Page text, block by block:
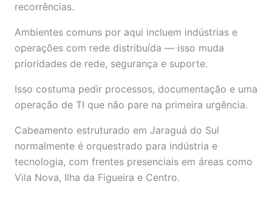
recorrências.
Ambientes comuns por aqui incluem indústrias e
operações com rede distribuída — isso muda
prioridades de rede, segurança e suporte.
Isso costuma pedir processos, documentação e uma
operação de TI que não pare na primeira urgência.
Cabeamento estruturado em Jaraguá do Sul
normalmente é orquestrado para indústria e
tecnologia, com frentes presenciais em áreas como
Vila Nova, Ilha da Figueira e Centro.